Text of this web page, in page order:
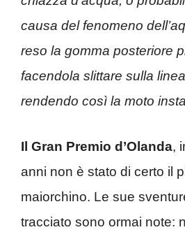
causa del fenomeno
reso la gomma posteriore
facendola slittare sulla
rendendo così la moto
Il Gran Premio d’Olanda,
anni non è stato di certo il
maiorchino. Le sue
tracciato sono ormai note: